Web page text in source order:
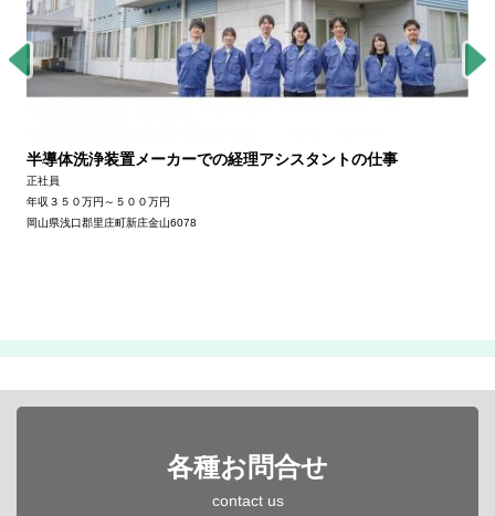
半導体洗浄装置メーカーでの経理アシスタントの仕事
正社員
年収３５０万円～５００万円
岡山県浅口郡里庄町新庄金山6078
各種お問合せ
contact us